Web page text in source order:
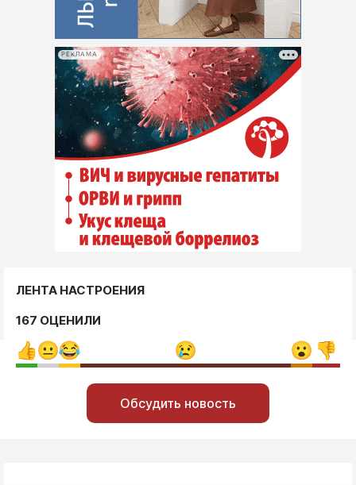
РЕКЛАМА
ЛЕНТА НАСТРОЕНИЯ
167 ОЦЕНИЛИ
Обсудить новость